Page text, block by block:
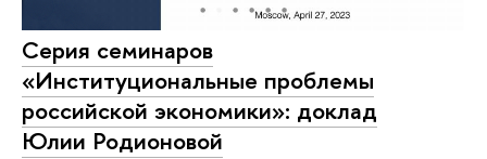
Серия семинаров
«Институциональные проблемы
российской экономики»: доклад
Юлии Родионовой